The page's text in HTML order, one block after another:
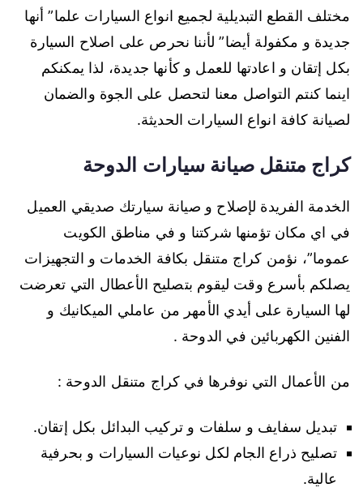
مختلف القطع التبديلية لجميع انواع السيارات علما” أنها
جديدة و مكفولة أيضا” لأننا نحرص على اصلاح السيارة
بكل إتقان و اعادتها للعمل و كأنها جديدة، لذا يمكنكم
اينما كنتم التواصل معنا لتحصل على الجوة والضمان
لصيانة كافة انواع السيارات الحديثة.
كراج متنقل صيانة سيارات الدوحة
الخدمة الفريدة لإصلاح و صيانة سيارتك صديقي العميل
في اي مكان تؤمنها شركتنا و في مناطق الكويت
عموما”، نؤمن كراج متنقل بكافة الخدمات و التجهيزات
يصلكم بأسرع وقت ليقوم بتصليح الأعطال التي تعرضت
لها السيارة على أيدي الأمهر من عاملي الميكانيك و
الفنين الكهربائين في الدوحة .
من الأعمال التي نوفرها في كراج متنقل الدوحة :
تبديل سفايف و سلفات و تركيب البدائل بكل إتقان.
تصليح ذراع الجام لكل نوعيات السيارات و بحرفية
عالية.